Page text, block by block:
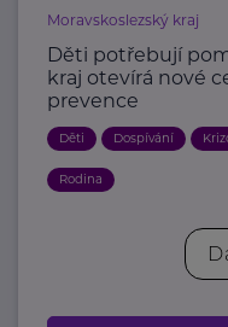
Moravskoslezský kraj
Děti potřebují
kraj otevírá nové
prevence
Děti Dospívání
Rodina